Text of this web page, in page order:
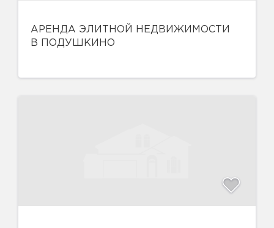
АРЕНДА ЭЛИТНОЙ НЕДВИЖИМОСТИ
В ПОДУШКИНО